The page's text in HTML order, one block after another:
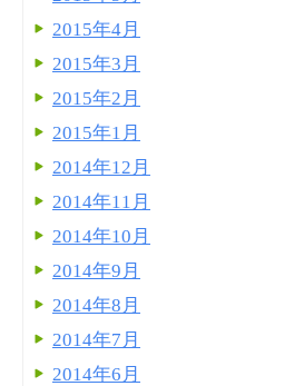
2015年4月
2015年3月
2015年2月
2015年1月
2014年12月
2014年11月
2014年10月
2014年9月
2014年8月
2014年7月
2014年6月